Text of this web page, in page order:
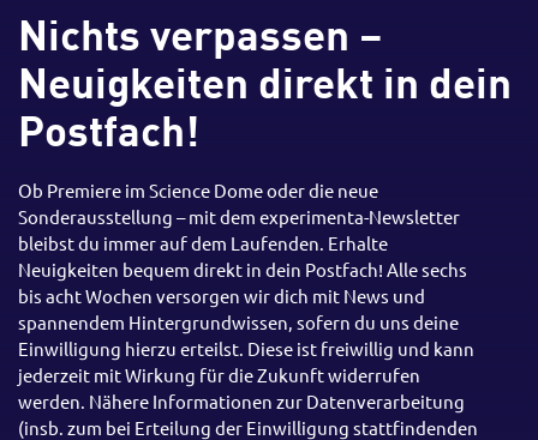
Nichts verpassen –
Neuigkeiten direkt in dein
Postfach!
Ob Premiere im Science Dome oder die neue
Sonderausstellung – mit dem experimenta-Newsletter
bleibst du immer auf dem Laufenden. Erhalte
Neuigkeiten bequem direkt in dein Postfach! Alle sechs
bis acht Wochen versorgen wir dich mit News und
spannendem Hintergrundwissen, sofern du uns deine
Einwilligung hierzu erteilst. Diese ist freiwillig und kann
jederzeit mit Wirkung für die Zukunft widerrufen
werden. Nähere Informationen zur Datenverarbeitung
(insb. zum bei Erteilung der Einwilligung stattfindenden